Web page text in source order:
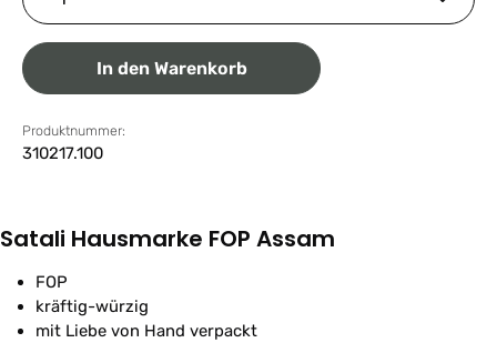
In den Warenkorb
Produktnummer:
310217.100
Satali Hausmarke FOP Assam
FOP
kräftig-würzig
mit Liebe von Hand verpackt